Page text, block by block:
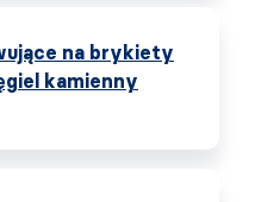
na brykiety
kamienny